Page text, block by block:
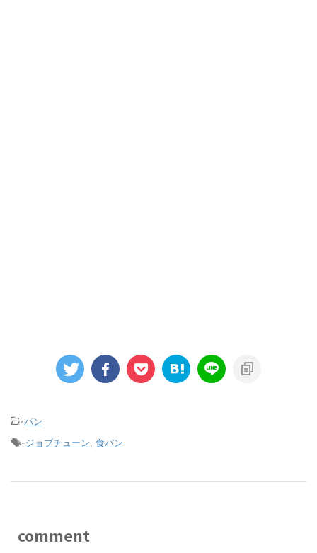
-パン
-ジョブチューン 食パン
comment